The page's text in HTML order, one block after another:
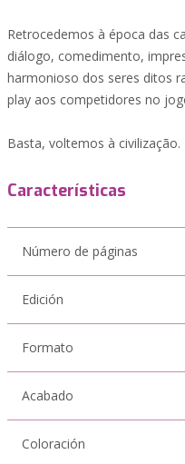
Retrocedemos à época das
diálogo, comedimento,
harmonioso dos seres ditos
play aos competidores no
Basta, voltemos à civilização.
Características
Número de páginas
Edición
Formato
Acabado
Coloración